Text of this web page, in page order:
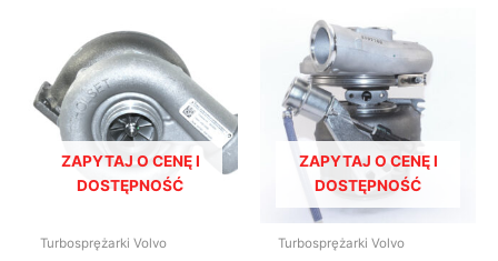
ZAPYTAJ O CENĘ I
DOSTĘPNOŚĆ
Turbosprężarki Volvo
ZAPYTAJ O CENĘ I
DOSTĘPNOŚĆ
Turbosprężarki Volvo